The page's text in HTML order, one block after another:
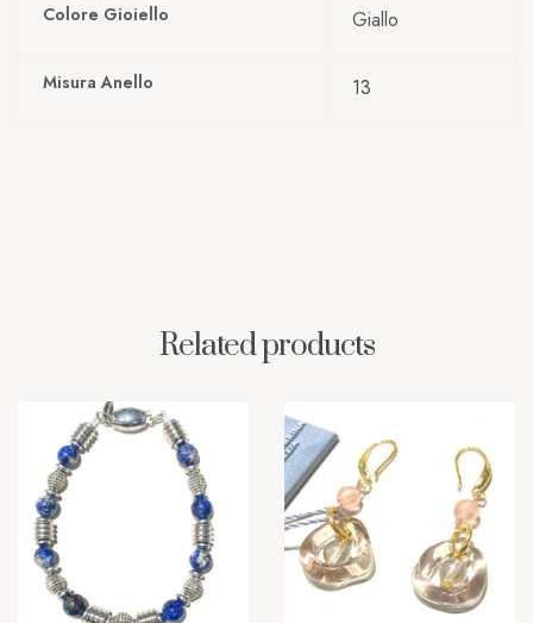
Colore Gioiello Giallo
Misura Anello 13
Related products